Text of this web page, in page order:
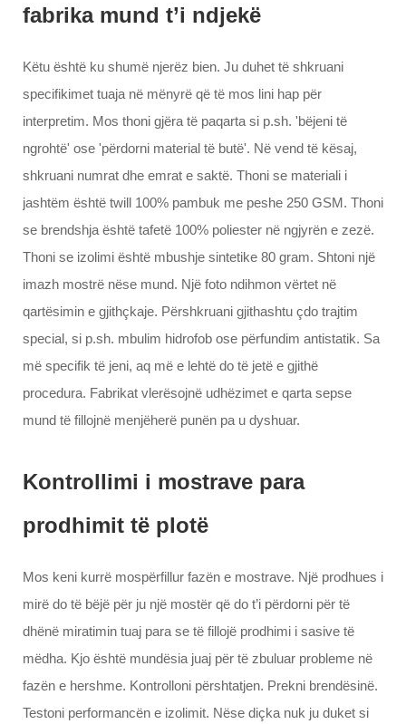
fabrika mund t’i ndjekë
Këtu është ku shumë njerëz bien. Ju duhet të shkruani
specifikimet tuaja në mënyrë që të mos lini hap për
interpretim. Mos thoni gjëra të paqarta si p.sh. 'bëjeni të
ngrohtë' ose 'përdorni material të butë'. Në vend të kësaj,
shkruani numrat dhe emrat e saktë. Thoni se materiali i
jashtëm është twill 100% pambuk me peshe 250 GSM. Thoni
se brendshja është tafetë 100% poliester në ngjyrën e zezë.
Thoni se izolimi është mbushje sintetike 80 gram. Shtoni një
imazh mostrë nëse mund. Një foto ndihmon vërtet në
qartësimin e gjithçkaje. Përshkruani gjithashtu çdo trajtim
special, si p.sh. mbulim hidrofob ose përfundim antistatik. Sa
më specifik të jeni, aq më e lehtë do të jetë e gjithë
procedura. Fabrikat vlerësojnë udhëzimet e qarta sepse
mund të fillojnë menjëherë punën pa u dyshuar.
Kontrollimi i mostrave para
prodhimit të plotë
Mos keni kurrë mospërfillur fazën e mostrave. Një prodhues i
mirë do të bëjë për ju një mostër që do t’i përdorni për të
dhënë miratimin tuaj para se të fillojë prodhimi i sasive të
mëdha. Kjo është mundësia juaj për të zbuluar probleme në
fazën e hershme. Kontrolloni përshtatjen. Prekni brendësinë.
Testoni performancën e izolimit. Nëse diçka nuk ju duket si